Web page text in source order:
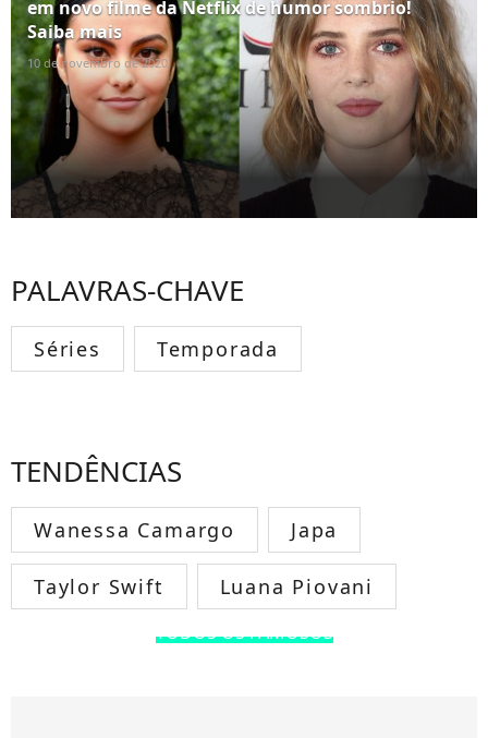
em novo filme da Netflix de humor sombrio!
Saiba mais
10 de novembro de 2020
PALAVRAS-CHAVE
Séries Temporada
TENDÊNCIAS
Wanessa Camargo Japa
Taylor Swift Luana Piovani
TODOS OS FAMOSOS